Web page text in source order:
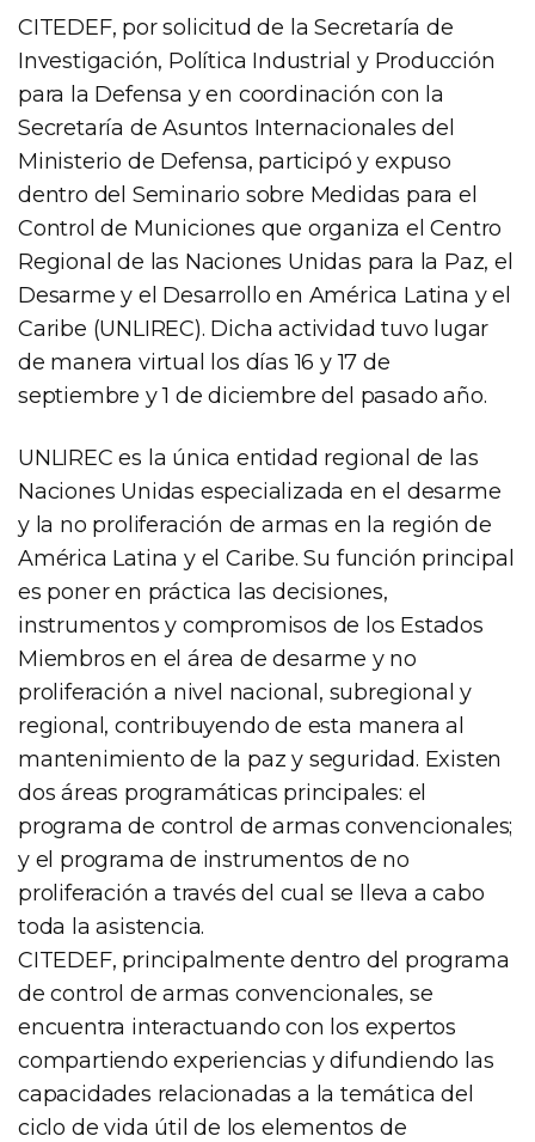
CITEDEF, por solicitud de la Secretaría de
Investigación, Política Industrial y Producción
para la Defensa y en coordinación con la
Secretaría de Asuntos Internacionales del
Ministerio de Defensa, participó y expuso
dentro del Seminario sobre Medidas para el
Control de Municiones que organiza el Centro
Regional de las Naciones Unidas para la Paz, el
Desarme y el Desarrollo en América Latina y el
Caribe (UNLIREC). Dicha actividad tuvo lugar
de manera virtual los días 16 y 17 de
septiembre y 1 de diciembre del pasado año.
UNLIREC es la única entidad regional de las
Naciones Unidas especializada en el desarme
y la no proliferación de armas en la región de
América Latina y el Caribe. Su función principal
es poner en práctica las decisiones,
instrumentos y compromisos de los Estados
Miembros en el área de desarme y no
proliferación a nivel nacional, subregional y
regional, contribuyendo de esta manera al
mantenimiento de la paz y seguridad. Existen
dos áreas programáticas principales: el
programa de control de armas convencionales;
y el programa de instrumentos de no
proliferación a través del cual se lleva a cabo
toda la asistencia.
CITEDEF, principalmente dentro del programa
de control de armas convencionales, se
encuentra interactuando con los expertos
compartiendo experiencias y difundiendo las
capacidades relacionadas a la temática del
ciclo de vida útil de los elementos de